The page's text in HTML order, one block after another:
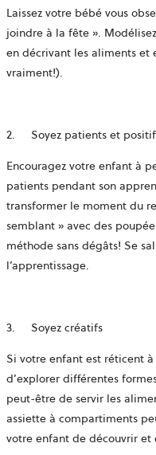
Laissez votre bébé vous
joindre à la fête ».
en décrivant les aliments et
vraiment!).
2. Soyez patients et
Encouragez votre enfant à
patients pendant son
transformer le moment du
semblant » avec des
méthode sans dégâts! Se
l’apprentissage.
3. Soyez créatifs
Si votre enfant est réticent
d’explorer différentes
peut-être de servir les
assiette à compartiments
votre enfant de découvrir et